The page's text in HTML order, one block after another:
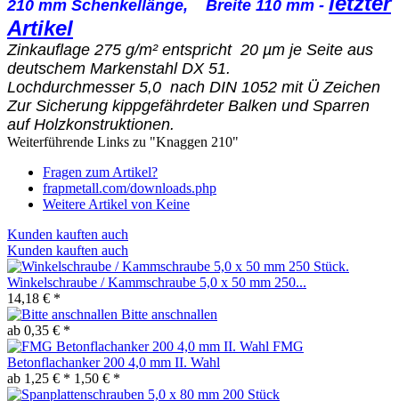
210 mm Schenkellänge, Breite 110 mm -
Artikel
Zinkauflage 275 g/m² entspricht 20 µm je Seite aus
deutschem Markenstahl DX 51.
Lochdurchmesser 5,0 nach DIN 1052 mit Ü Zeichen
Zur Sicherung kippgefährdeter Balken und Sparren
auf Holzkonstruktionen.
Weiterführende Links zu "Knaggen 210"
Fragen zum Artikel?
frapmetall.com/downloads.php
Weitere Artikel von Keine
Kunden kauften auch
Kunden kauften auch
Winkelschraube / Kammschraube 5,0 x 50 mm 250...
14,18 € *
Bitte anschnallen
ab 0,35 € *
FMG
Betonflachanker 200 4,0 mm II. Wahl
ab 1,25 € * 1,50 € *